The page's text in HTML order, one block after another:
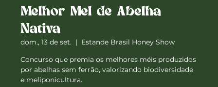
Melhor Mel de Abelha
Nativa
dom., 13 de set.
  |
Estande Brasil Honey Show
Concurso que premia os melhores méis produzidos
por abelhas sem ferrão, valorizando biodiversidade
e meliponicultura.